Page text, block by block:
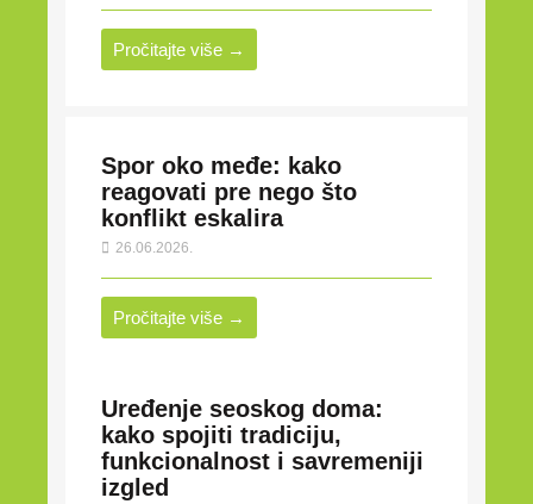
Pročitajte više →
Spor oko međe: kako
reagovati pre nego što
konflikt eskalira
26.06.2026.
Pročitajte više →
Uređenje seoskog doma:
kako spojiti tradiciju,
funkcionalnost i savremeniji
izgled